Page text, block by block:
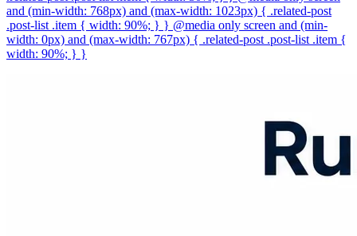
and (min-width: 768px) and (max-width: 1023px) { .related-post
.post-list .item { width: 90%; } } @media only screen and (min-
width: 0px) and (max-width: 767px) { .related-post .post-list .item {
width: 90%; } }